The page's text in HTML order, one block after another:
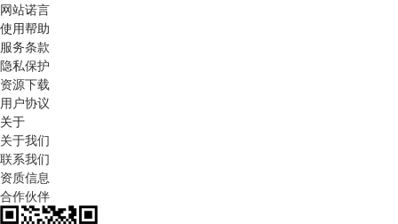
网站诺言
使用帮助
服务条款
隐私保护
资源下载
用户协议
关于
关于我们
联系我们
资质信息
合作伙伴